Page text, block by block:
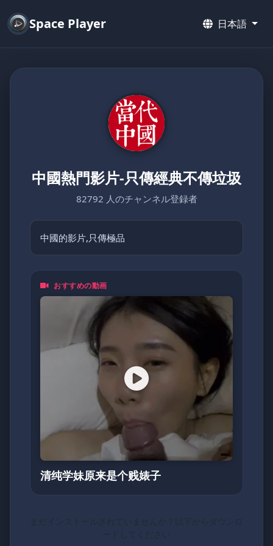
Space Player 日本語
中國熱門影片-只傳經典不傳垃圾
82792 人のチャンネル登録者
中國的影片,只傳極品
おすすめの動画
清纯学妹原来是个贱婊子
まだインストールされていませんか？以下からダウンロ
ードしてください